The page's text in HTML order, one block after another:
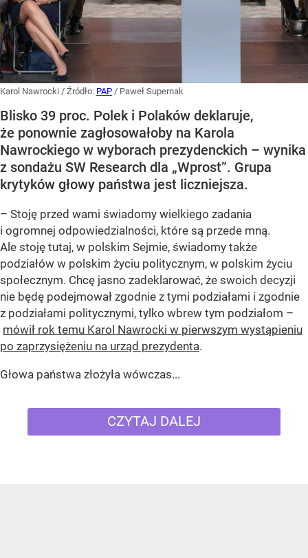
Karol Nawrocki / Źródło: PAP / Paweł Supernak
Blisko 39 proc. Polek i Polaków deklaruje,
że ponownie zagłosowałoby na Karola
Nawrockiego w wyborach prezydenckich – wynika
z sondażu SW Research dla „Wprost”. Grupa
krytyków głowy państwa jest liczniejsza.
– Stoję przed wami świadomy wielkiego zadania
i ogromnej odpowiedzialności, które są przede mną.
Ale stoję tutaj, w polskim Sejmie, świadomy także
podziałów w polskim życiu politycznym, w polskim życiu
społecznym. Chcę jasno zadeklarować, że swoich decyzji
nie będę podejmował zgodnie z tymi podziałami i zgodnie
z podziałami politycznymi, tylko wbrew tym podziałom –
mówił rok temu Karol Nawrocki w pierwszym wystąpieniu
po zaprzysiężeniu na urząd prezydenta.
Głowa państwa złożyła wówczas...
CZYTAJ DALEJ